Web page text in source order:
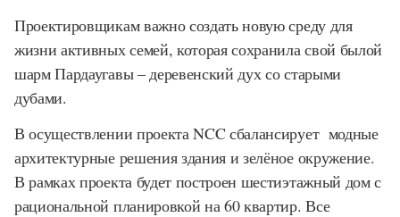
Проектировщикам важно создать новую среду для
жизни активных семей, которая сохранила свой былой
шарм Пардаугавы – деревенский дух со старыми
дубами.
В осуществлении проекта NCC сбалансирует модные
архитектурные решения здания и зелёное окружение.
В рамках проекта будет построен шестиэтажный дом с
рациональной планировкой на 60 квартир. Все